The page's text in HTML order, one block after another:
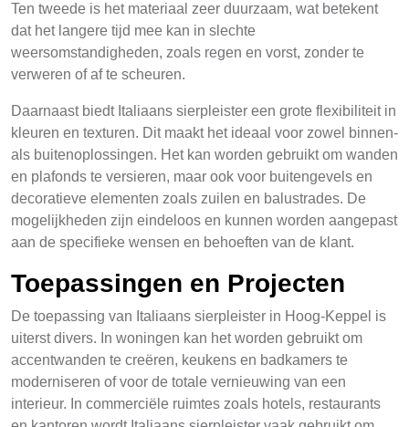
Ten tweede is het materiaal zeer duurzaam, wat betekent
dat het langere tijd mee kan in slechte
weersomstandigheden, zoals regen en vorst, zonder te
verweren of af te scheuren.
Daarnaast biedt Italiaans sierpleister een grote flexibiliteit in
kleuren en texturen. Dit maakt het ideaal voor zowel binnen-
als buitenoplossingen. Het kan worden gebruikt om wanden
en plafonds te versieren, maar ook voor buitengevels en
decoratieve elementen zoals zuilen en balustrades. De
mogelijkheden zijn eindeloos en kunnen worden aangepast
aan de specifieke wensen en behoeften van de klant.
Toepassingen en Projecten
De toepassing van Italiaans sierpleister in Hoog-Keppel is
uiterst divers. In woningen kan het worden gebruikt om
accentwanden te creëren, keukens en badkamers te
moderniseren of voor de totale vernieuwing van een
interieur. In commerciële ruimtes zoals hotels, restaurants